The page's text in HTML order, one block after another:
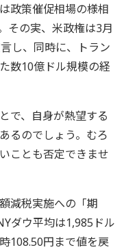
政策催促相場の様相
その実、米政権は3月
し、同時に、トラン
数10億ドル規模の経
で、自身が熱望する
るのでしょう。むろ
ことも否定できませ
減税実施への「期
ダウ平均は1,985ドル
108.50円まで値を戻